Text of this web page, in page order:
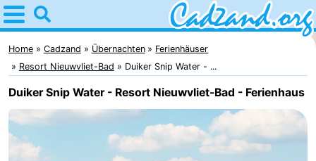
Home
Cadzand
Tipps
Für
kindern
Übernachten
Home Cadzand Übernachten
Ferienhäuser
Resort Nieuwvliet-Bad
Duiker Snip Water - ...
Duiker Snip Water - Resort Nieuwvliet-Bad - Ferienhaus